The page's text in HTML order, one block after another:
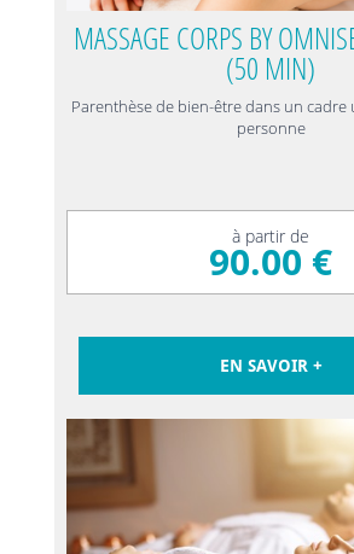
MASSAGE CORPS BY
(50 MIN)
Parenthèse de bien-être dans un
personne
à partir de
90.00 €
EN SAVOIR +